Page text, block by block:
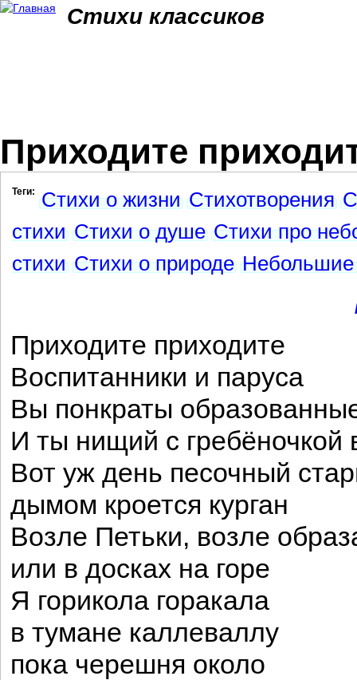
Стихи классиков
Приходите
Теги: Стихи о жизни Стихотворения
стихи Стихи о душе Стихи про
стихи Стихи о природе Небольшие
Приходите приходите
Воспитанники и паруса
Вы понкраты
И ты нищий с гребёночкой
Вот уж день песочный
дымом кроется курган
Возле Петьки, возле
или в досках на горе
Я горикола горакала
в тумане каллеваллу
пока черешня около